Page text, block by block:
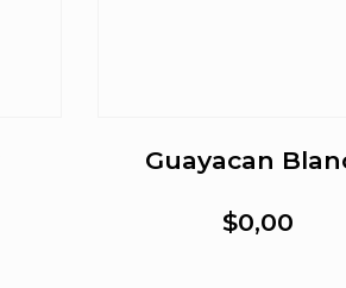
Guayacan
$0,00